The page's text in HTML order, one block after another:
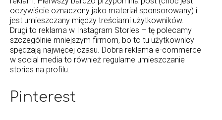
oczywiście oznaczony jako materiał sponsorowany) i
jest umieszczany między treściami użytkowników.
Drugi to reklama w Instagram Stories – tę polecamy
szczególnie mniejszym firmom, bo to tu użytkownicy
spędzają najwięcej czasu. Dobra reklama e-commerce
w social media to również regularne umieszczanie
stories na profilu.
Pinterest